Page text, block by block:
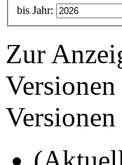
bis Jahr:
Zur